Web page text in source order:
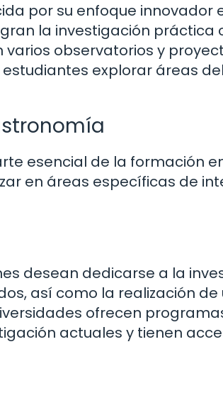
por su enfoque innovador
la investigación práctica
varios observatorios y
explorar áreas
esencial de la formación
en áreas específicas de
desean dedicarse a la
así como la realización
ofrecen
actuales y tienen